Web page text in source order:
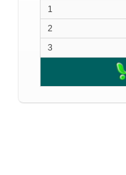
1
2
3